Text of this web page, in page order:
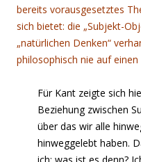
bereits vorausgesetztes
sich bietet: die „Subjekt-
„natürlichen Denken“
philosophisch nie auf einen
Für Kant zeigte sich
Beziehung zwischen
über das wir alle
hinweggelebt haben.